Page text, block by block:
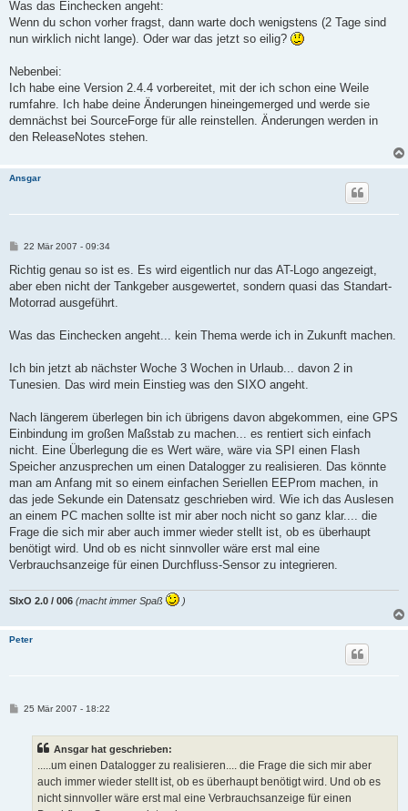
Was das Einchecken angeht:
Wenn du schon vorher fragst, dann warte doch wenigstens (2 Tage sind
nun wirklich nicht lange). Oder war das jetzt so eilig?
Nebenbei:
Ich habe eine Version 2.4.4 vorbereitet, mit der ich schon eine Weile
rumfahre. Ich habe deine Änderungen hineingemerged und werde sie
demnächst bei SourceForge für alle reinstellen. Änderungen werden in
den ReleaseNotes stehen.
Ansgar
B
i
r
a
22 Mär 2007 - 09:34
Richtig genau so ist es. Es wird eigentlich nur das AT-Logo angezeigt,
aber eben nicht der Tankgeber ausgewertet, sondern quasi das Standart-
Motorrad ausgeführt.
Was das Einchecken angeht... kein Thema werde ich in Zukunft machen.
Ich bin jetzt ab nächster Woche 3 Wochen in Urlaub... davon 2 in
Tunesien. Das wird mein Einstieg was den SIXO angeht.
Nach längerem überlegen bin ich übrigens davon abgekommen, eine GPS
Einbindung im großen Maßstab zu machen... es rentiert sich einfach
nicht. Eine Überlegung die es Wert wäre, wäre via SPI einen Flash
Speicher anzusprechen um einen Datalogger zu realisieren. Das könnte
man am Anfang mit so einem einfachen Seriellen EEProm machen, in
das jede Sekunde ein Datensatz geschrieben wird. Wie ich das Auslesen
an einem PC machen sollte ist mir aber noch nicht so ganz klar.... die
Frage die sich mir aber auch immer wieder stellt ist, ob es überhaupt
benötigt wird. Und ob es nicht sinnvoller wäre erst mal eine
Verbrauchsanzeige für einen Durchfluss-Sensor zu integrieren.
SIxO 2.0 / 006 (macht immer Spaß )
Peter
B25 Mär 2007 - 18:22
Ansgar hat geschrieben:
.....um einen Datalogger zu realisieren.... die Frage die sich mir aber
auch immer wieder stellt ist, ob es überhaupt benötigt wird. Und ob es
nicht sinnvoller wäre erst mal eine Verbrauchsanzeige für einen